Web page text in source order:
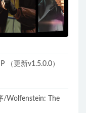
（更新v1.5.0.0）
/Wolfenstein: The